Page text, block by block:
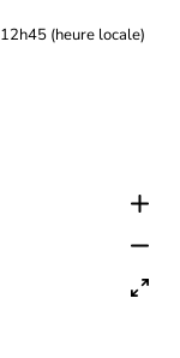
12h45 (heure locale)